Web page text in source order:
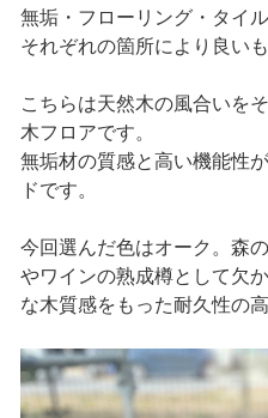
無垢・フローリング・タイ
それぞれの箇所により良い
こちらは天然木の風合いを
木フロアです。
無垢材の質感と高い機能性
ドです。
今回選んだ色はオーク。森
やワインの熟成樽として欠
な木質感をもった耐久性の